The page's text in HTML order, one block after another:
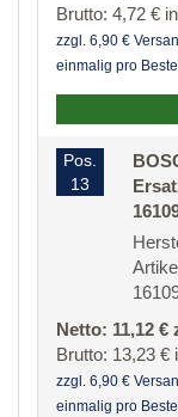
Brutto: 4,72 €
zzgl. 6,90 €
einmalig pro
Pos.
13
Netto: 11,12 €
Brutto: 13,23 €
zzgl. 6,90 €
einmalig pro